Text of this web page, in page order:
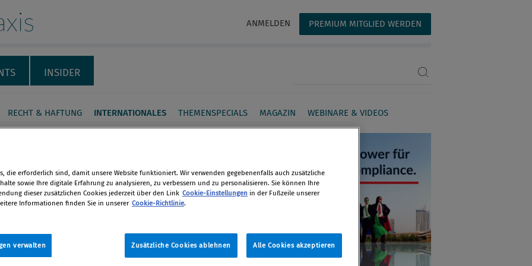
ANMELDEN PREMIUM MITGLIED WERDEN
INSIDER
RECHT & HAFTUNG INTERNATIONALES THEMENSPECIALS MAGAZIN WEBINARE & VIDEOS
Das
Umfeld nach
Day aus
Sanktionen gegen den
Wesentlichen aufgehoben.
die erforderlich sind, damit unsere Website funktioniert. Wir verwenden gegebenenfalls auch zusätzliche
sowie Ihre digitale Erfahrung zu analysieren, zu verbessern und zu personalisieren. Sie können Ihre
dieser zusätzlichen Cookies jederzeit über den Link Cookie-Einstellungen in der Fußzeile unserer
Informationen finden Sie in unserer Cookie-Richtlinie.
Zusätzliche Cookies ablehnen Alle Cookies akzeptieren
verwalten